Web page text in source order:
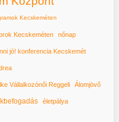
Kecskeméten
Kecskeméten nőnap
jó! konferencia Kecskemét
Vállalkozónői Reggeli Álomjövő
életpálya